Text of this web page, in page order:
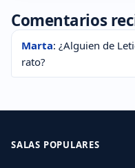
Comentarios
Marta: ¿Alguien de
rato?
SALAS POPULARES